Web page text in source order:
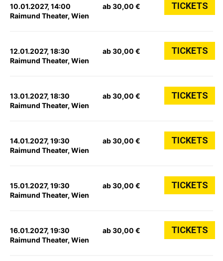
10.01.2027, 14:00
Raimund Theater, Wien
ab 30,00 € TICKETS
12.01.2027, 18:30
Raimund Theater, Wien
ab 30,00 € TICKETS
13.01.2027, 18:30
Raimund Theater, Wien
ab 30,00 € TICKETS
14.01.2027, 19:30
Raimund Theater, Wien
ab 30,00 € TICKETS
15.01.2027, 19:30
Raimund Theater, Wien
ab 30,00 € TICKETS
16.01.2027, 19:30
Raimund Theater, Wien
ab 30,00 € TICKETS